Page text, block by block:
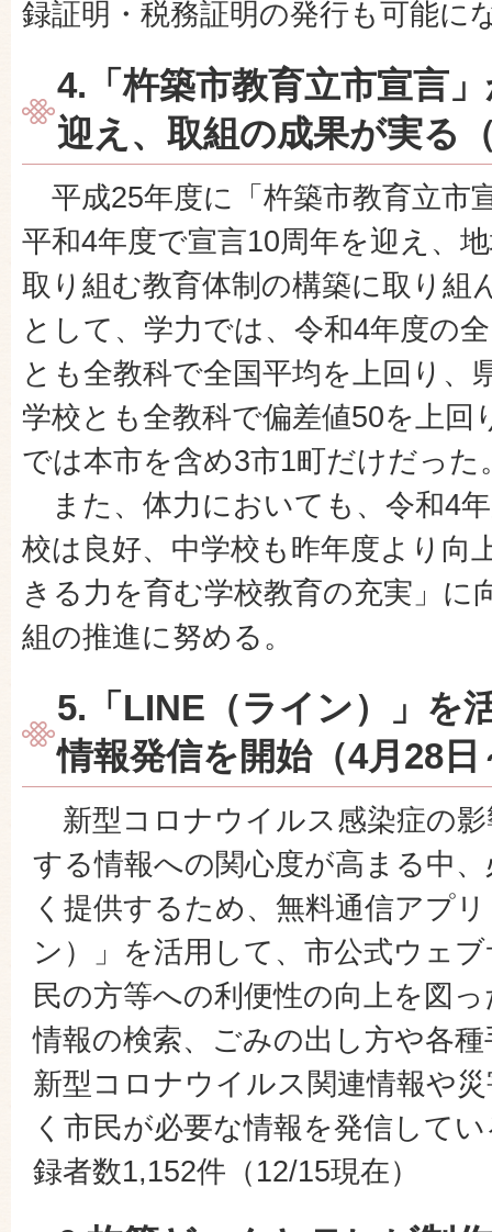
録証明・税務証明の発行も可能に
4.「杵築市教育立市宣言
迎え、取組の成果が実る
平成25年度に「杵築市教育立市
平和4年度で宣言10周年を迎え、
取り組む教育体制の構築に取り組
として、学力では、令和4年度の
とも全教科で全国平均を上回り、
学校とも全教科で偏差値50を上回
では本市を含め3市1町だけだった
また、体力においても、令和4
校は良好、中学校も昨年度より向
きる力を育む学校教育の充実」に
組の推進に努める。
5.「LINE（ライン）」を
情報発信を開始（4月28日
新型コロナウイルス感染症の
する情報への関心度が高まる中
く提供するため、無料通信アプ
ン）」を活用して、市公式ウェ
民の方等への利便性の向上を図
情報の検索、ごみの出し方や各
新型コロナウイルス関連情報や
く市民が必要な情報を発信して
録者数1,152件（12/15現在）